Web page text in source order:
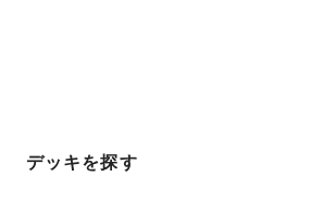
デッキを探す